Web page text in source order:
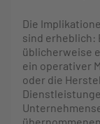
Die
sind erheblich:
üblicherweise
ein operativer
oder die